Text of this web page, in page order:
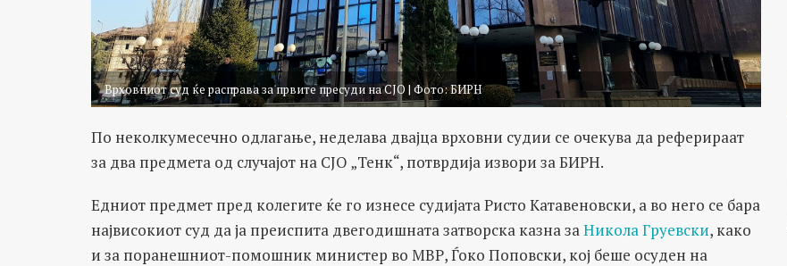
Врховниот суд ќе расправа за првите пресуди на СЈО | Фото: БИРН
По неколкумесечно одлагање, неделава двајца врховни судии се очекува да реферираат
за два предмета од случајот на СЈО „Тенк“, потврдија извори за БИРН.
Едниот предмет пред колегите ќе го изнесе судијата Ристо Катавеновски, а во него се бара
највисокиот суд да ја преиспита двегодишната затворска казна за Никола Груевски, како
и за поранешниот-помошник министер во МВР, Ѓоко Поповски, кој беше осуден на